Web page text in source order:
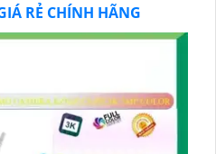
RẺ CHÍNH HÃNG